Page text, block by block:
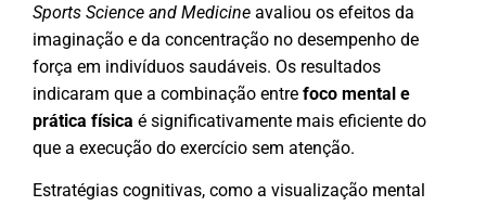
Sports Science and Medicine avaliou os efeitos da
imaginação e da concentração no desempenho de
força em indivíduos saudáveis. Os resultados
indicaram que a combinação entre foco mental e
prática física é significativamente mais eficiente do
que a execução do exercício sem atenção.
Estratégias cognitivas, como a visualização mental